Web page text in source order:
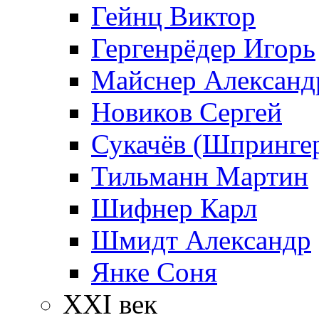
Гейнц Виктор
Гергенрёдер Игорь
Майснер
Новиков Сергей
Сукачёв
Тильманн Мартин
Шифнер Карл
Шмидт Александр
Янке Соня
XXI век